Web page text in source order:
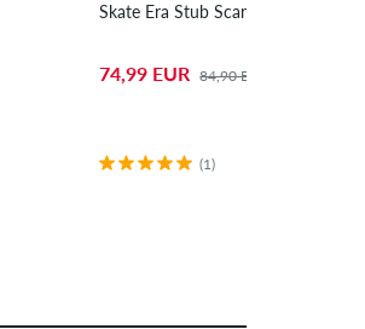
Skate Era Stub Scarpa
74,99 EUR 84,90 EUR
(1)